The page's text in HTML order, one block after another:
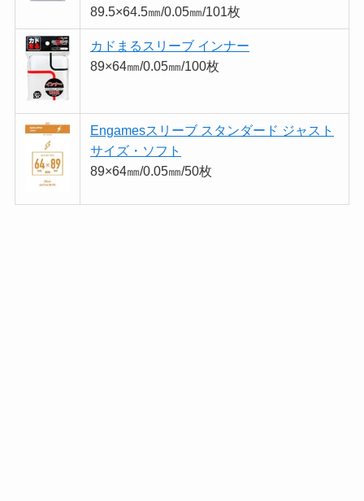
89.5×64.5㎜/0.05㎜/101枚
カドまるスリーブ インナー
89×64㎜/0.05㎜/100枚
Engamesスリーブ スタンダード ジャスト
サイズ・ソフト
89×64㎜/0.05㎜/50枚